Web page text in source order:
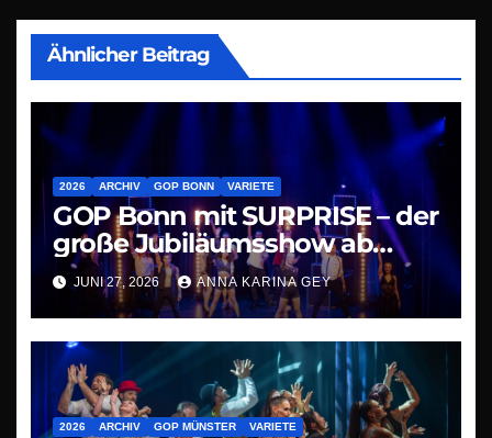
Ähnlicher Beitrag
2026 ARCHIV GOP BONN VARIETE
GOP Bonn mit SURPRISE – der
große Jubiläumsshow ab
09.07.26
JUNI 27, 2026 ANNA KARINA GEY
2026 ARCHIV GOP MÜNSTER VARIETE